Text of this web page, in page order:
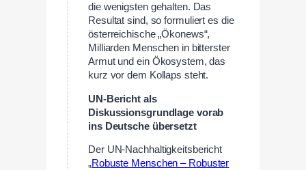
die wenigsten gehalten. Das
Resultat sind, so formuliert es die
österreichische „Ökonews“,
Milliarden Menschen in bitterster
Armut und ein Ökosystem, das
kurz vor dem Kollaps steht.
UN-Bericht als
Diskussionsgrundlage vorab
ins Deutsche übersetzt
Der UN-Nachhaltigkeitsbericht
„Robuste Menschen – Robuster